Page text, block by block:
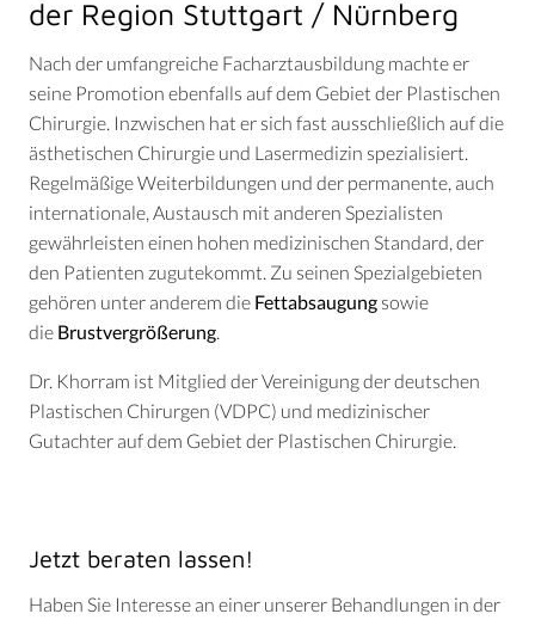
der Region Stuttgart / Nürnberg
Nach der umfangreiche Facharztausbildung machte er
seine Promotion ebenfalls auf dem Gebiet der Plastischen
Chirurgie. Inzwischen hat er sich fast ausschließlich auf die
ästhetischen Chirurgie und Lasermedizin spezialisiert.
Regelmäßige Weiterbildungen und der permanente, auch
internationale, Austausch mit anderen Spezialisten
gewährleisten einen hohen medizinischen Standard, der
den Patienten zugutekommt. Zu seinen Spezialgebieten
gehören unter anderem die Fettabsaugung sowie
die Brustvergrößerung.
Dr. Khorram ist Mitglied der Vereinigung der deutschen
Plastischen Chirurgen (VDPC) und medizinischer
Gutachter auf dem Gebiet der Plastischen Chirurgie.
Jetzt beraten lassen!
Haben Sie Interesse an einer unserer Behandlungen in der